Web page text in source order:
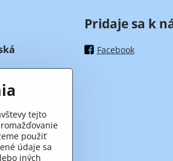
Pridaje sa k
Facebook
tejto
použiť
údaje sa
iných